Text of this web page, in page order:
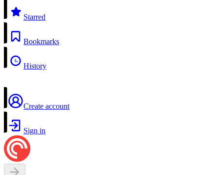
Starred
Bookmarks
History
Create account
Sign in